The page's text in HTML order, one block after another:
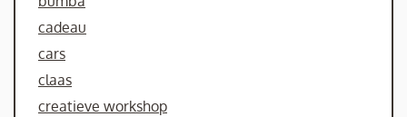
cadeau
cars
claas
creatieve workshop